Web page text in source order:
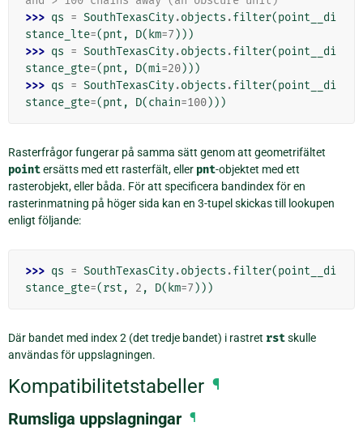
>>> qs = SouthTexasCity.objects .filter(point__di
stance_lte=(pnt , D( km=7 )))
>>> qs = SouthTexasCity.objects .filter(point__di
stance_gte=(pnt , D(mi=20)))
>>> qs = SouthTexasCity.objects .filter(point__di
stance_gte=(pnt , D(chain=100)))
Rasterfrågor fungerar på samma sätt genom att geometrifältet
pointersätts med ett rasterfält, eller pnt-objektet med ett
rasterobjekt, eller båda. För att specificera bandindex för en
rasterinmatning på höger sida kan en 3-tupel skickas till lookupen
enligt följande:
>>> qs = SouthTexasCity.objects .filter(point__di
stance_gte=(rst , 2 , D( km=7 )))
Där bandet med index 2 (det tredje bandet) i rastret rstskulle
användas för uppslagningen.
Kompatibilitetstabeller ¶
Rumsliga uppslagningar ¶